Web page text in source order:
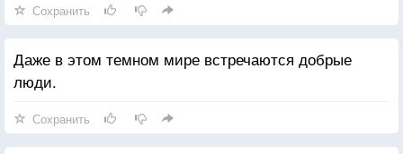
Сохранить
Даже в этом темном мире встречаются добрые
люди.
Сохранить